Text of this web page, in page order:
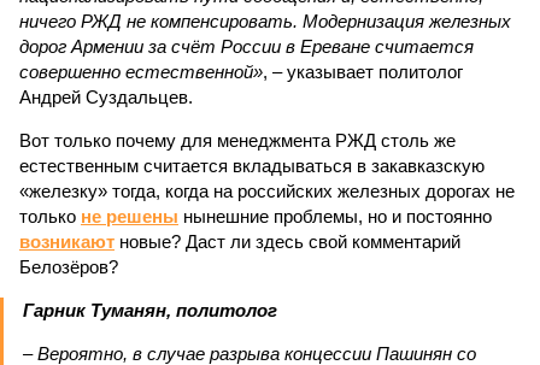
ничего РЖД не компенсировать. Модернизация железных
дорог Армении за счёт России в Ереване считается
совершенно естественной», – указывает политолог
Андрей Суздальцев.
Вот только почему для менеджмента РЖД столь же
естественным считается вкладываться в закавказскую
«железку» тогда, когда на российских железных дорогах не
только не решены нынешние проблемы, но и постоянно
возникают новые? Даст ли здесь свой комментарий
Белозёров?
Гарник Туманян, политолог
– Вероятно, в случае разрыва концессии Пашинян со